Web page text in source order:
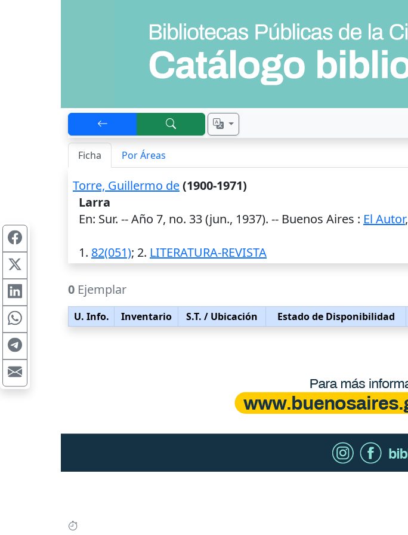
Ficha Por Áreas
Torre, Guillermo de(1900-1971)
Larra
En: Sur. -- Año 7, no. 33 (jun., 1937). -- Buenos Aires : El Autor,
1. 82(051); 2. LITERATURA-REVISTA
0 Ejemplar
U. Info. Inventario S.T. / Ubicación Estado de Disponibilidad